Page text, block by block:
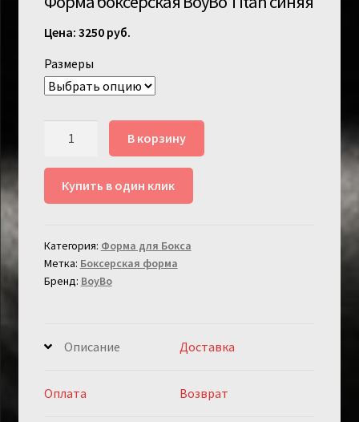
3250 руб.
Размеры
Форма
боксерская
синяя
В корзину
Купить в один клик
Категория: Форма для Бокса
Метка: Боксерская форма
Бренд: BoyBo
Описание Доставка
Оплата Возврат